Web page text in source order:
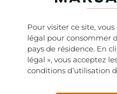
– gevrey-Chambertin
la-Côte (rosé)
Les revenus nets
rapportent environ 100
au CHU Dijon Bourgogne.
Pour visiter ce site, vous
légal pour consommer
pays de résidence. En
légal », vous acceptez
conditions d’utilisation